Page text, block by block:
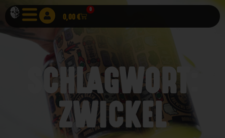
0,00€
0
SCHLAGWORT:
ZWICKEL